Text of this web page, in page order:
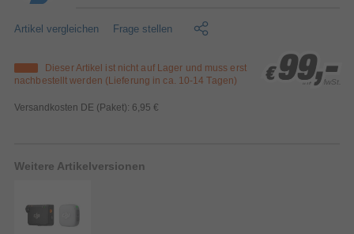
Artikel vergleichen Frage stellen
Dieser Artikel ist nicht auf Lager und muss erst
nachbestellt werden (Lieferung in ca. 10-14 Tagen)
Versandkosten DE (Paket): 6,95 €
€ 99,-
€ 99,-
€ 99,-
inkl. MwSt.
Weitere Artikelversionen